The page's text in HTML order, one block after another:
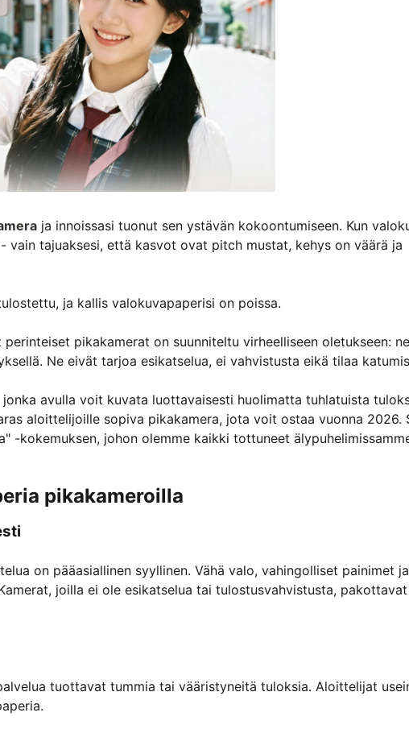
ja innoissasi tuonut sen ystävän kokoontumiseen. Kun
tajuaksesi, että kasvot ovat pitch mustat, kehys on väärä ja
ja kallis valokuvapaperisi on poissa.
pikakamerat on suunniteltu virheelliseen oletukseen: ne
Ne eivät tarjoa esikatselua, ei vahvistusta eikä tilaa
avulla voit kuvata luottavaisesti huolimatta tuhlatuista
aloittelijoille sopiva pikakamera, jota voit ostaa vuonna 2026.
-kokemuksen, johon olemme kaikki tottuneet
pikakameroilla
on pääasiallinen syyllinen. Vähä valo, vahingolliset painimet ja
joilla ei ole esikatselua tai tulostusvahvistusta, pakottavat
tuottavat tummia tai vääristyneitä tuloksia. Aloittelijat